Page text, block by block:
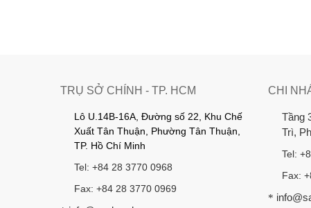
TRỤ SỞ CHÍNH - TP. HCM
Lô U.14B-16A, Đường số 22, Khu Chế
Xuất Tân Thuận, Phường Tân Thuận,
TP. Hồ Chí Minh
Tel: +84 28 3770 0968
Fax: +84 28 3770 0969
CHI
Tầng
Trì,
Tel:
Fax:
*